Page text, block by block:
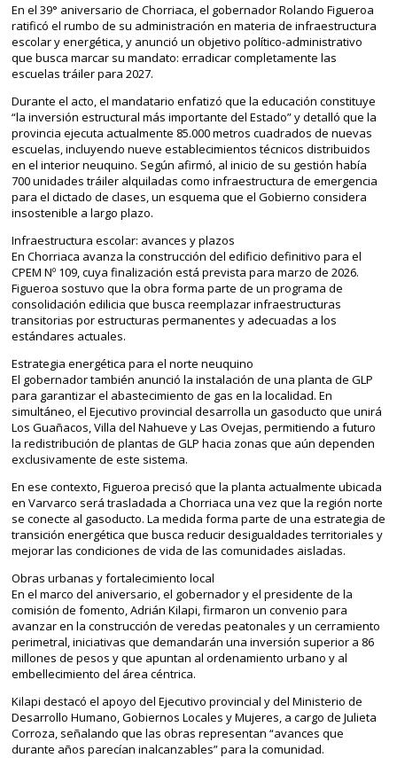
En el 39° aniversario de Chorriaca, el gobernador Rolando Figueroa
ratificó el rumbo de su administración en materia de infraestructura
escolar y energética, y anunció un objetivo político-administrativo
que busca marcar su mandato: erradicar completamente las
escuelas tráiler para 2027.
Durante el acto, el mandatario enfatizó que la educación constituye
“la inversión estructural más importante del Estado” y detalló que la
provincia ejecuta actualmente 85.000 metros cuadrados de nuevas
escuelas, incluyendo nueve establecimientos técnicos distribuidos
en el interior neuquino. Según afirmó, al inicio de su gestión había
700 unidades tráiler alquiladas como infraestructura de emergencia
para el dictado de clases, un esquema que el Gobierno considera
insostenible a largo plazo.
Infraestructura escolar: avances y plazos
En Chorriaca avanza la construcción del edificio definitivo para el
CPEM Nº 109, cuya finalización está prevista para marzo de 2026.
Figueroa sostuvo que la obra forma parte de un programa de
consolidación edilicia que busca reemplazar infraestructuras
transitorias por estructuras permanentes y adecuadas a los
estándares actuales.
Estrategia energética para el norte neuquino
El gobernador también anunció la instalación de una planta de GLP
para garantizar el abastecimiento de gas en la localidad. En
simultáneo, el Ejecutivo provincial desarrolla un gasoducto que unirá
Los Guañacos, Villa del Nahueve y Las Ovejas, permitiendo a futuro
la redistribución de plantas de GLP hacia zonas que aún dependen
exclusivamente de este sistema.
En ese contexto, Figueroa precisó que la planta actualmente ubicada
en Varvarco será trasladada a Chorriaca una vez que la región norte
se conecte al gasoducto. La medida forma parte de una estrategia de
transición energética que busca reducir desigualdades territoriales y
mejorar las condiciones de vida de las comunidades aisladas.
Obras urbanas y fortalecimiento local
En el marco del aniversario, el gobernador y el presidente de la
comisión de fomento, Adrián Kilapi, firmaron un convenio para
avanzar en la construcción de veredas peatonales y un cerramiento
perimetral, iniciativas que demandarán una inversión superior a 86
millones de pesos y que apuntan al ordenamiento urbano y al
embellecimiento del área céntrica.
Kilapi destacó el apoyo del Ejecutivo provincial y del Ministerio de
Desarrollo Humano, Gobiernos Locales y Mujeres, a cargo de Julieta
Corroza, señalando que las obras representan “avances que
durante años parecían inalcanzables” para la comunidad.